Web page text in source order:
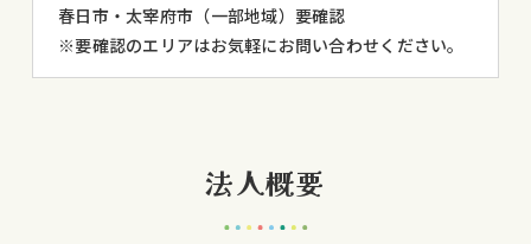
春日市・太宰府市（一部地域）要確認
※要確認のエリアはお気軽にお問い合わせください。
法人概要